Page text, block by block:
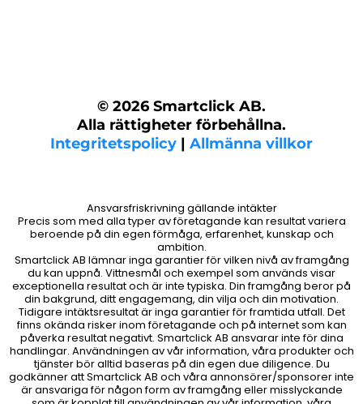
© 2026 Smartclick AB.
Alla rättigheter förbehållna.
Integritetspolicy | Allmänna villkor
Ansvarsfriskrivning gällande intäkter
Precis som med alla typer av företagande kan resultat variera
beroende på din egen förmåga, erfarenhet, kunskap och
ambition.
Smartclick AB lämnar inga garantier för vilken nivå av framgång
du kan uppnå. Vittnesmål och exempel som används visar
exceptionella resultat och är inte typiska. Din framgång beror på
din bakgrund, ditt engagemang, din vilja och din motivation.
Tidigare intäktsresultat är inga garantier för framtida utfall. Det
finns okända risker inom företagande och på internet som kan
påverka resultat negativt. Smartclick AB ansvarar inte för dina
handlingar. Användningen av vår information, våra produkter och
tjänster bör alltid baseras på din egen due diligence. Du
godkänner att Smartclick AB och våra annonsörer/sponsorer inte
är ansvariga för någon form av framgång eller misslyckande